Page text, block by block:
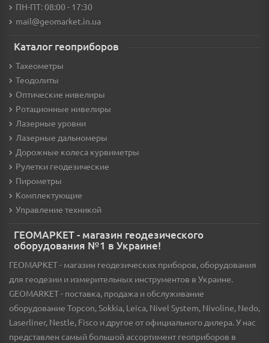
ПН-ПТ: 08:00 - 17:30
mail@geomarket.in.ua
Каталог геоприборов
Тахеометры
Теодолиты
Оптические нивелиры
Ротационные нивелиры
Лазерные уровни
Лазерные дальномеры
Дорожные колеса курвиметры
Рулетки геодезические
Пирометры
Комплектующие
Управление техникой
ГЕОМАРКЕТ - магазин геодезического
оборудования №1 в Украине!
ГЕОМАРКЕТ - магазин геодезических приборов, оборудования
для геодезии и измерительных инструментов в Украине.
GEOMARKET - поставка, продажа и обслуживание
оборудование Topcon, Sokkia, Leica, Nivel System, Nivoline, Nedo,
Laserliner, Nestle, Fisco и другое от официального дилера. У нас
представлен самый большой ассортимент геоприборов в